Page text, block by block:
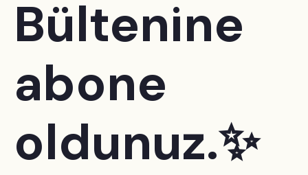
Bültenine
abone
oldunuz.✨